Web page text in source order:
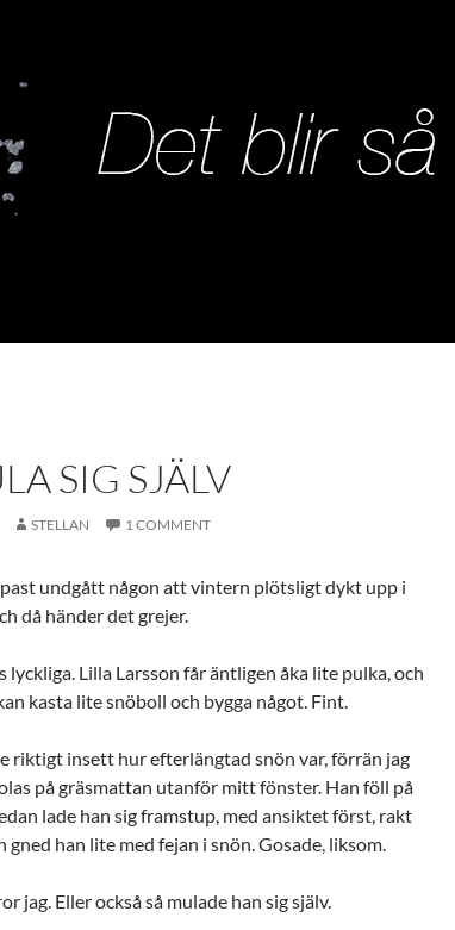
SIG SJÄLV
STELLAN 1 COMMENT
undgått någon att vintern plötsligt dykt upp i
då händer det grejer.
lyckliga. Lilla Larsson får äntligen åka lite pulka, och
kasta lite snöboll och bygga något. Fint.
riktigt insett hur efterlängtad snön var, förrän jag
på gräsmattan utanför mitt fönster. Han föll på
lade han sig framstup, med ansiktet först, rakt
gned han lite med fejan i snön. Gosade, liksom.
jag. Eller också så mulade han sig själv.